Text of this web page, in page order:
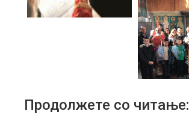
Продолжете со читање: